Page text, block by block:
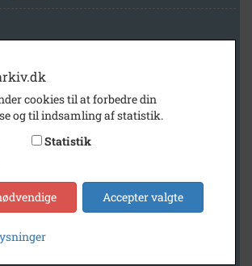
Arkiv
cookies til at forbedre din
og til indsamling af statistik.
Statistik
Accepter valgte